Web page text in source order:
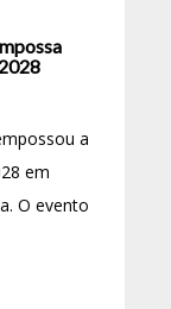
a
em
O evento